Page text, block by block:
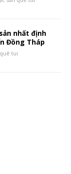
nhất định
Đồng Tháp
tui